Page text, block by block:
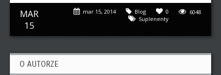
MAR
15
6048
0
Blog
mar 15, 2014
Suplenenty
O AUTORZE